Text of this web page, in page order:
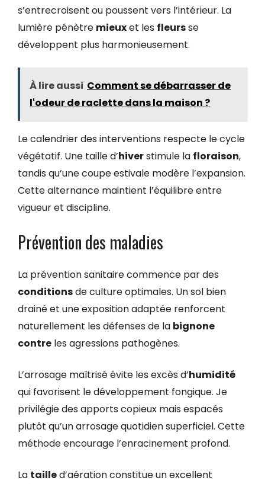
s’entrecroisent ou poussent vers l’intérieur. La
lumière pénètre mieuxet les fleursse
développent plus harmonieusement.
À lire aussi Comment se débarrasser de
l'odeur de raclette dans la maison ?
Le calendrier des interventions respecte le cycle
végétatif. Une taille d’hiverstimule la floraison,
tandis qu’une coupe estivale modère l’expansion.
Cette alternance maintient l’équilibre entre
vigueur et discipline.
Prévention des maladies
La prévention sanitaire commence par des
conditionsde culture optimales. Un sol bien
drainé et une exposition adaptée renforcent
naturellement les défenses de la bignone
contre les agressions pathogènes.
L’arrosage maîtrisé évite les excès d’humidité
qui favorisent le développement fongique. Je
privilégie des apports copieux mais espacés
plutôt qu’un arrosage quotidien superficiel. Cette
méthode encourage l’enracinement profond.
La tailled’aération constitue un excellent